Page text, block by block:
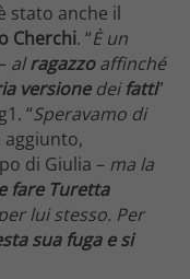
stato anche il
Cherchi. “È un
alragazzoaffinché
versionedeifatti”
“Speravamo di
aggiunto,
di Giulia – ma la
fare Turetta
lui stesso. Per
sua fuga e si